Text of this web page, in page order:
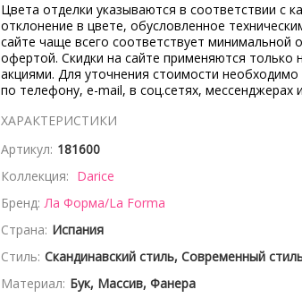
Цвета отделки указываются в соответствии с
отклонение в цвете, обусловленное
сайте чаще всего соответствует минимальной
офертой. Скидки на сайте применяются только
акциями. Для уточнения стоимости
по телефону, e-mail, в соц.сетях, мессенджерах
ХАРАКТЕРИСТИКИ
Артикул: 181600
Коллекция: Darice
Бренд: Ла Форма/La Forma
Страна: Испания
Стиль: Скандинавский стиль, Современный
Материал: Бук, Массив, Фанера